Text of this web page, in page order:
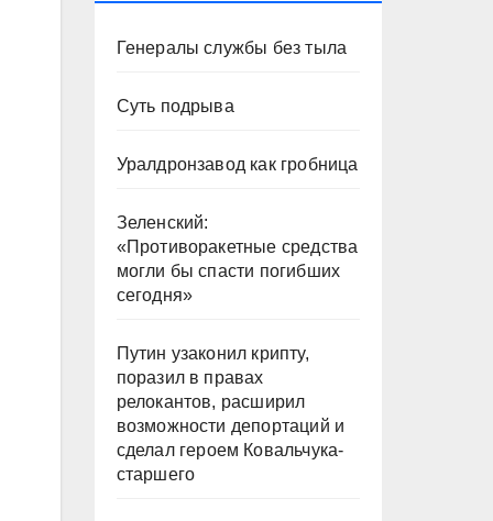
Генералы службы без тыла
Суть подрыва
Уралдронзавод как гробница
Зеленский:
«Противоракетные средства
могли бы спасти погибших
сегодня»
Путин узаконил крипту,
поразил в правах
релокантов, расширил
возможности депортаций и
сделал героем Ковальчука-
старшего